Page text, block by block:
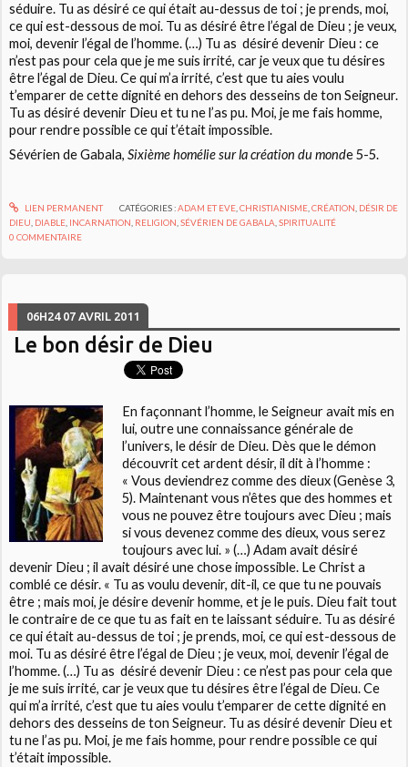
séduire. Tu as désiré ce qui était au-dessus de toi ; je prends, moi,
ce qui est-dessous de moi. Tu as désiré être l’égal de Dieu ; je veux,
moi, devenir l’égal de l’homme. (…) Tu as désiré devenir Dieu : ce
n’est pas pour cela que je me suis irrité, car je veux que tu désires
être l’égal de Dieu. Ce qui m’a irrité, c’est que tu aies voulu
t’emparer de cette dignité en dehors des desseins de ton Seigneur.
Tu as désiré devenir Dieu et tu ne l’as pu. Moi, je me fais homme,
pour rendre possible ce qui t’était impossible.
Sévérien de Gabala,Sixième homélie sur la création du monde 5-5.
LIEN PERMANENT CATÉGORIES :ADAM ET EVE, CHRISTIANISME, CRÉATION DÉSIR DE
DIEU DIABLE INCARNATION RELIGION ,SÉVÉRIEN DE GABALA ,SPIRITUALITÉ
0 COMMENTAIRE
06H24 07 AVRIL 2011
Le bon désir de Dieu
En façonnant l’homme, le Seigneur avait mis en
lui, outre une connaissance générale de
l’univers, le désir de Dieu. Dès que le démon
découvrit cet ardent désir, il dit à l’homme :
« Vous deviendrez comme des dieux (Genèse 3,
5). Maintenant vous n’êtes que des hommes et
vous ne pouvez être toujours avec Dieu ; mais
si vous devenez comme des dieux, vous serez
toujours avec lui. » (…) Adam avait désiré
devenir Dieu ; il avait désiré une chose impossible. Le Christ a
comblé ce désir. « Tu as voulu devenir, dit-il, ce que tu ne pouvais
être ; mais moi, je désire devenir homme, et je le puis. Dieu fait tout
le contraire de ce que tu as fait en te laissant séduire. Tu as désiré
ce qui était au-dessus de toi ; je prends, moi, ce qui est-dessous de
moi. Tu as désiré être l’égal de Dieu ; je veux, moi, devenir l’égal de
l’homme. (…) Tu as désiré devenir Dieu : ce n’est pas pour cela que
je me suis irrité, car je veux que tu désires être l’égal de Dieu. Ce
qui m’a irrité, c’est que tu aies voulu t’emparer de cette dignité en
dehors des desseins de ton Seigneur. Tu as désiré devenir Dieu et
tu ne l’as pu. Moi, je me fais homme, pour rendre possible ce qui
t’était impossible.